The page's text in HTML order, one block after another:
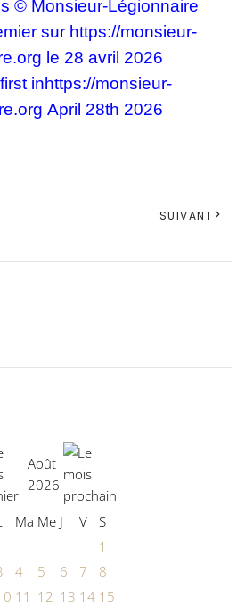
© Monsieur-Légionnaire
sur https://monsieur-
le 28 avril 2026
inhttps://monsieur-
April 28th 2026
SUIVANT
Août
2026
Ma Me J V
S
1
4 5 6 7
8
11 12 13 14 15